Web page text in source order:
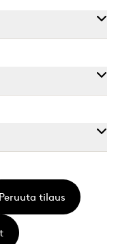
Peruuta tilaus